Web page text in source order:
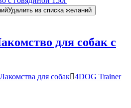
Удалить из списка желаний
для собак с
Лакомства для собак 4DOG Trainer